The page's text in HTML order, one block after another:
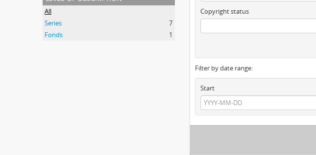
All
Series
7
Fonds
1
Copyright status
Filter by date range:
Start